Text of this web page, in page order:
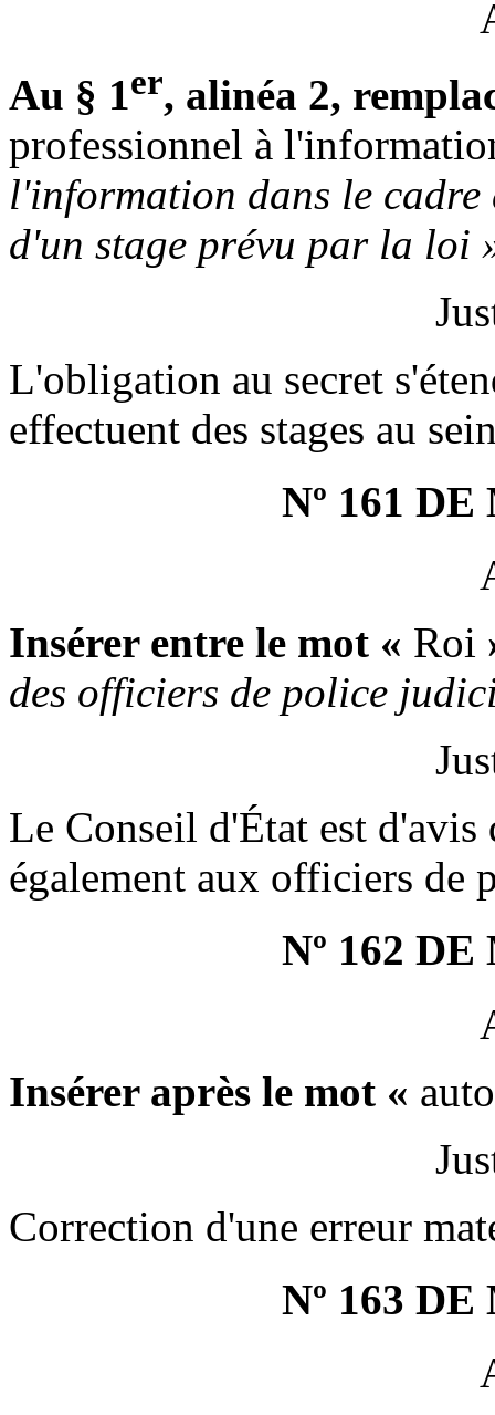
Au § 1 er, alinéa 2,
professionnel à
l'information dans le cadre
d'un stage prévu par la loi
L'obligation au secret
effectuent des stages au
Nº 161
Insérer entre le mot « Roi
des officiers de police
Le Conseil d'État est
également aux officiers de
Nº 162
Insérer après le mot «
Correction d'une erreur
Nº 163